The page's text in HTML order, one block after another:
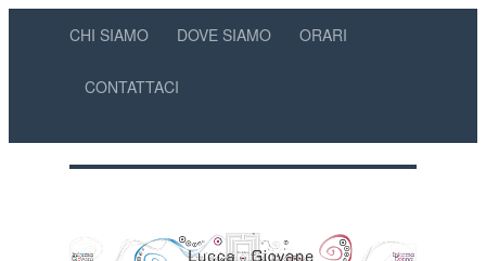
CHI SIAMO DOVE SIAMO ORARI
CONTATTACI